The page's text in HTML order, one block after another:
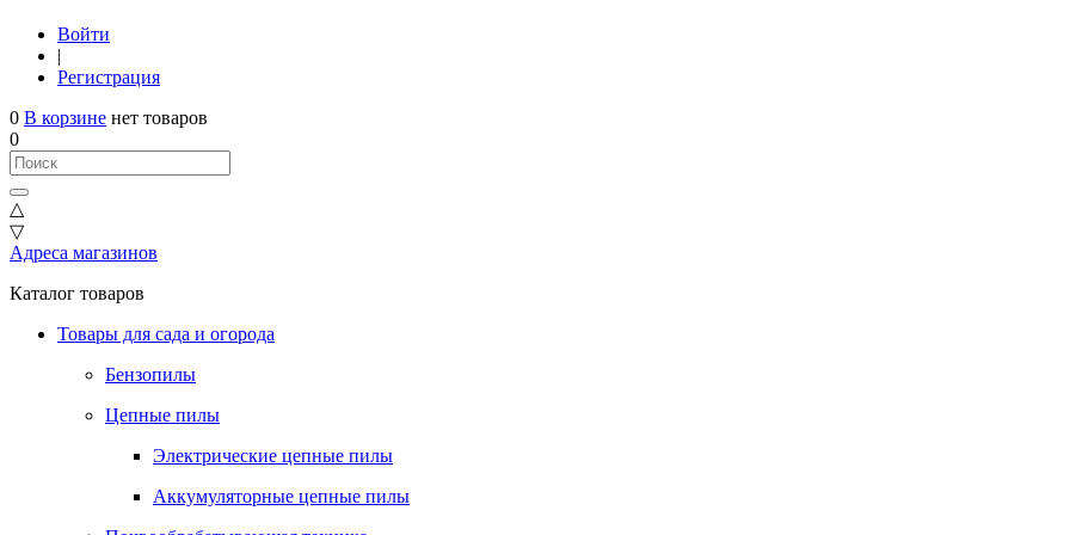
Войти
|
Регистрация
0 В корзине нет товаров
0
△
▽
Адреса магазинов
Каталог товаров
Товары для сада и огорода
Бензопилы
Цепные пилы
Электрические цепные пилы
Аккумуляторные цепные пилы